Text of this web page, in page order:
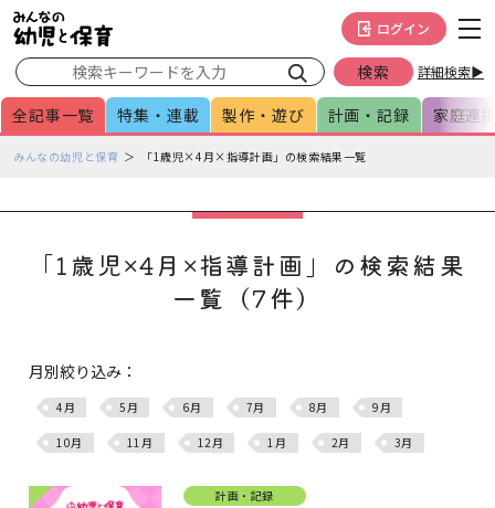
詳細検索▶
ログイン
全記事一覧 特集・連載 製作・遊び 計画・記録 家庭連
ペみんなの幼児と保育 「1歳児×4月×指導計画」の検索結果一覧
「1歳児×4月×指導計画」の検索結果
一覧（7件）
月別絞り込み：
4月 5月 6月 7月 8月 9月
10月 11月 12月 1月 2月 3月
計画・記録